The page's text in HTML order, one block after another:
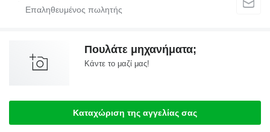
Πουλάτε μηχανήματα;
Κάντε το μαζί μας!
Καταχώριση της αγγελίας σας